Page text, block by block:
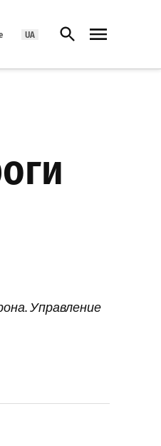
UA Открыть поиск
Управление